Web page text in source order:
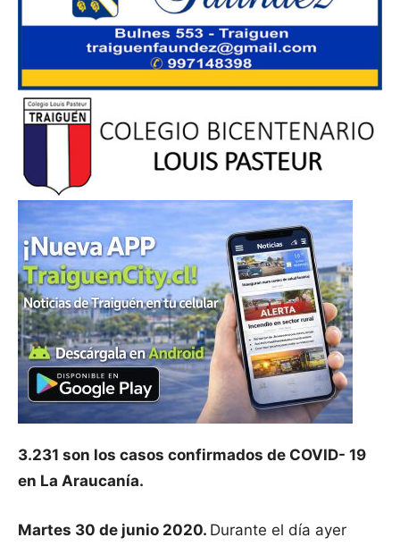
3.231 son los casos confirmados de COVID- 19
en La Araucanía.
Martes 30 de junio 2020. Durante el día ayer